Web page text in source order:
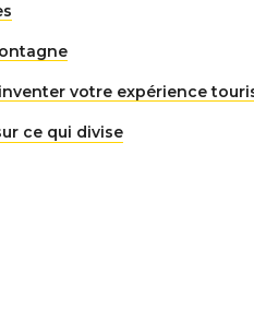
votre expérience
ce qui divise